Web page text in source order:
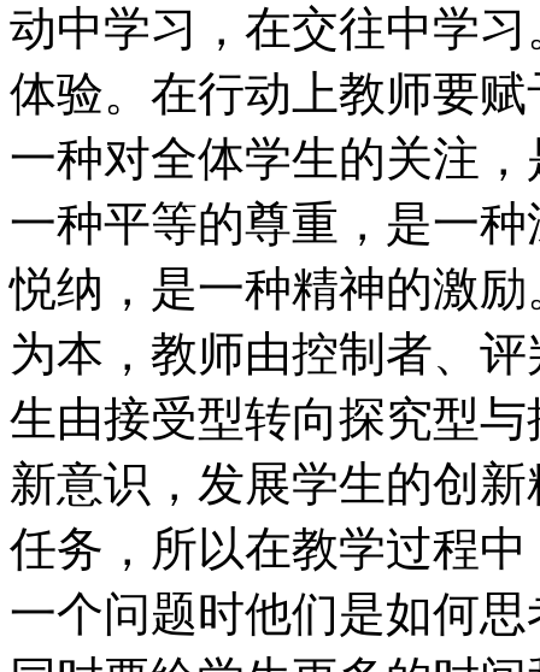
动中学习，在交往中学
体验。在行动上教师要
一种对全体学生的关注
一种平等的尊重，是一
悦纳，是一种精神的激
为本，教师由控制者、
生由接受型转向探究型
新意识，发展学生的创
任务，所以在教学过程
一个问题时他们是如何